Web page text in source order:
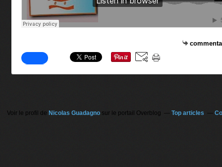
Voir le profil de Nicolas Guadagnosur le portail Overblog Top articles